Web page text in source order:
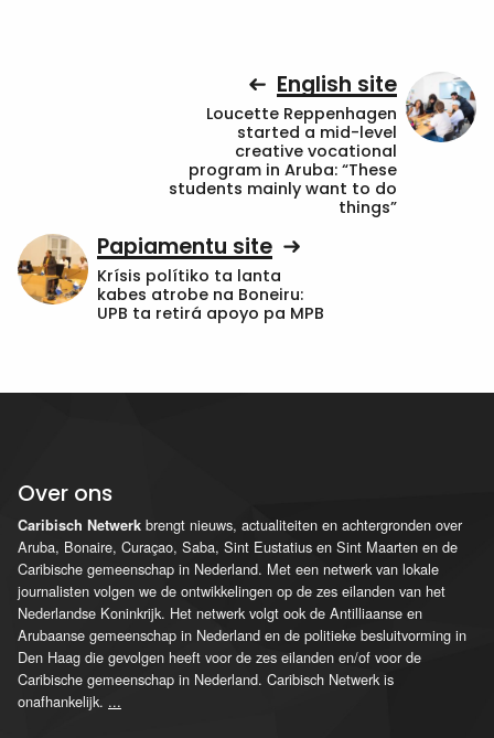
English site
Loucette Reppenhagen
started a mid-level
creative vocational
program in Aruba: “These
students mainly want to do
things”
Papiamentu site
Krísis polítiko ta lanta
kabes atrobe na Boneiru:
UPB ta retirá apoyo pa MPB
Over ons
Caribisch Netwerk brengt nieuws, actualiteiten en achtergronden over
Aruba, Bonaire, Curaçao, Saba, Sint Eustatius en Sint Maarten en de
Caribische gemeenschap in Nederland. Met een netwerk van lokale
journalisten volgen we de ontwikkelingen op de zes eilanden van het
Nederlandse Koninkrijk. Het netwerk volgt ook de Antilliaanse en
Arubaanse gemeenschap in Nederland en de politieke besluitvorming in
Den Haag die gevolgen heeft voor de zes eilanden en/of voor de
Caribische gemeenschap in Nederland. Caribisch Netwerk is
onafhankelijk. ...